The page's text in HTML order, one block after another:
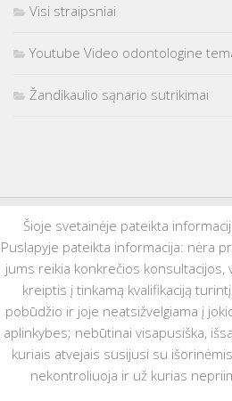
Visi straipsniai
Youtube Video odontologine
Žandikaulio sąnario sutrikimai
Šioje svetainėje pateikta
Puslapyje pateikta informacija: nėra
jums reikia konkrečios
kreiptis į tinkamą kvalifikaciją
pobūdžio ir joje neatsižvelgiama į
aplinkybes; nebūtinai visapusiška,
kuriais atvejais susijusi su
nekontroliuoja ir už kurias